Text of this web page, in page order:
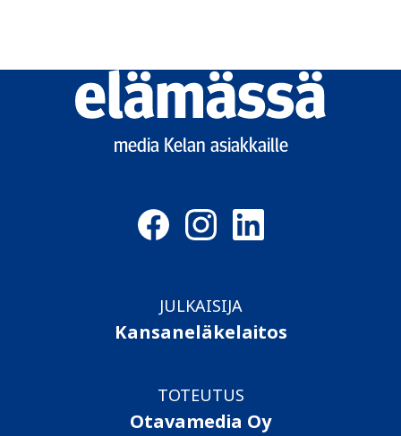
Elämässä
logo
media Kelan asiakkaille
JULKAISIJA
Kansaneläkelaitos
TOTEUTUS
Otavamedia Oy